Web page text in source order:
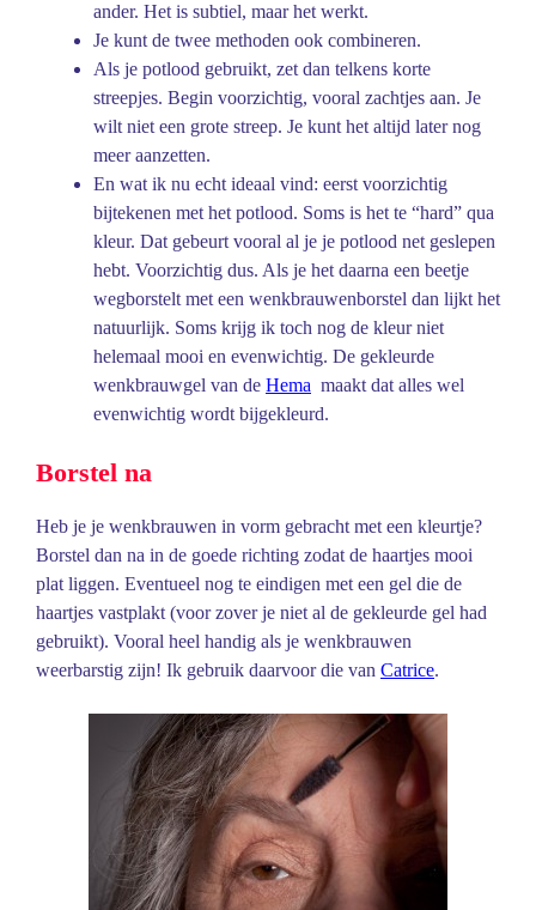
ander. Het is subtiel, maar het werkt.
Je kunt de twee methoden ook combineren.
Als je potlood gebruikt, zet dan telkens korte
streepjes. Begin voorzichtig, vooral zachtjes aan. Je
wilt niet een grote streep. Je kunt het altijd later nog
meer aanzetten.
En wat ik nu echt ideaal vind: eerst voorzichtig
bijtekenen met het potlood. Soms is het te “hard” qua
kleur. Dat gebeurt vooral al je je potlood net geslepen
hebt. Voorzichtig dus. Als je het daarna een beetje
wegborstelt met een wenkbrauwenborstel dan lijkt het
natuurlijk. Soms krijg ik toch nog de kleur niet
helemaal mooi en evenwichtig. De gekleurde
wenkbrauwgel van de Hema maakt dat alles wel
evenwichtig wordt bijgekleurd.
Borstel na
Heb je je wenkbrauwen in vorm gebracht met een kleurtje?
Borstel dan na in de goede richting zodat de haartjes mooi
plat liggen. Eventueel nog te eindigen met een gel die de
haartjes vastplakt (voor zover je niet al de gekleurde gel had
gebruikt). Vooral heel handig als je wenkbrauwen
weerbarstig zijn! Ik gebruik daarvoor die van Catrice.